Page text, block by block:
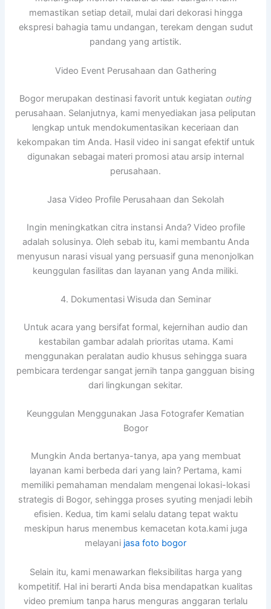
memastikan setiap detail, mulai dari dekorasi hingga
ekspresi bahagia tamu undangan, terekam dengan sudut
pandang yang artistik.
Video Event Perusahaan dan Gathering
Bogor merupakan destinasi favorit untuk kegiatan outing
perusahaan. Selanjutnya, kami menyediakan jasa peliputan
lengkap untuk mendokumentasikan keceriaan dan
kekompakan tim Anda. Hasil video ini sangat efektif untuk
digunakan sebagai materi promosi atau arsip internal
perusahaan.
Jasa Video Profile Perusahaan dan Sekolah
Ingin meningkatkan citra instansi Anda? Video profile
adalah solusinya. Oleh sebab itu, kami membantu Anda
menyusun narasi visual yang persuasif guna menonjolkan
keunggulan fasilitas dan layanan yang Anda miliki.
4. Dokumentasi Wisuda dan Seminar
Untuk acara yang bersifat formal, kejernihan audio dan
kestabilan gambar adalah prioritas utama. Kami
menggunakan peralatan audio khusus sehingga suara
pembicara terdengar sangat jernih tanpa gangguan bising
dari lingkungan sekitar.
Keunggulan Menggunakan Jasa Fotografer Kematian
Bogor
Mungkin Anda bertanya-tanya, apa yang membuat
layanan kami berbeda dari yang lain? Pertama, kami
memiliki pemahaman mendalam mengenai lokasi-lokasi
strategis di Bogor, sehingga proses syuting menjadi lebih
efisien. Kedua, tim kami selalu datang tepat waktu
meskipun harus menembus kemacetan kota.kami juga
melayani jasa foto bogor
Selain itu, kami menawarkan fleksibilitas harga yang
kompetitif. Hal ini berarti Anda bisa mendapatkan kualitas
video premium tanpa harus menguras anggaran terlalu